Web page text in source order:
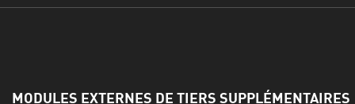
MODULES EXTERNES DE TIERS SUPPLÉMENTAIRES